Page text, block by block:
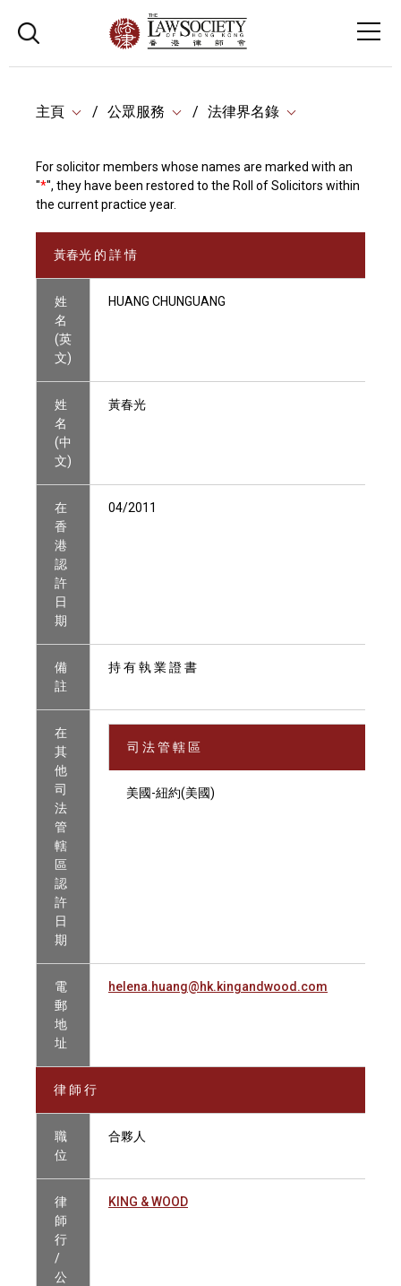
主頁 公眾服務 法律界名錄
For solicitor members whose names are marked with an
"*", they have been restored to the Roll of Solicitors within
the current practice year.
黃春光 的 詳 情
姓
名
(英
文)
HUANG CHUNGUANG
姓
名
(中
文)
黃春光
在
香
港
認
許
日
期
04/2011
備
註
持 有 執 業 證 書
在
其
他
司
法
管
轄
區
認
許
日
期
司 法 管 轄 區
美國-紐約(美國)
電
郵
地
址
helena.huang@hk.kingandwood.com
律 師 行
職
位
合夥人
律
師
行
/
公
KING & WOOD